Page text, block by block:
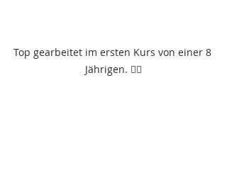
Top gearbeitet im ersten Kurs von einer 8
Jährigen. 👌🏼